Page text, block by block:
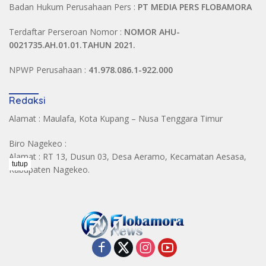
Badan Hukum Perusahaan Pers : PT MEDIA PERS FLOBAMORA
Terdaftar Perseroan Nomor : NOMOR AHU-
0021735.AH.01.01.TAHUN 2021.
NPWP Perusahaan : 41.978.086.1-922.000
Redaksi
Alamat : Maulafa, Kota Kupang – Nusa Tenggara Timur
Biro Nagekeo :
Alamat : RT 13, Dusun 03, Desa Aeramo, Kecamatan Aesasa,
Kabupaten Nagekeo.
tutup